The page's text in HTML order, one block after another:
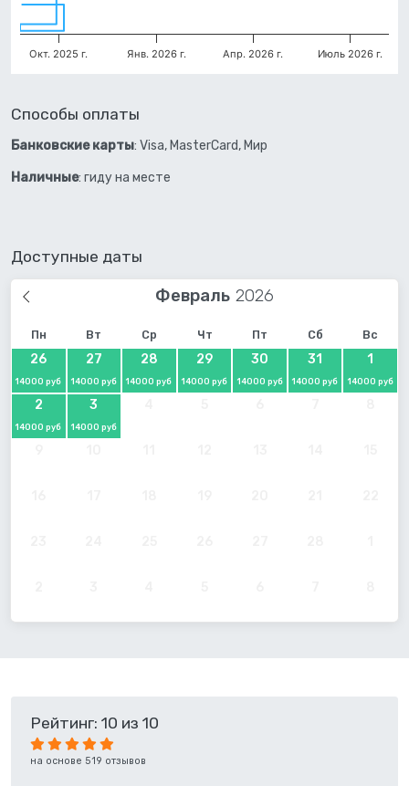
Окт. 2025 г. Янв. 2026 г. Апр. 2026 г. Июль 2026 г.
Способы оплаты
Банковские карты: Visa, MasterCard, Мир
Наличные: гиду на месте
Доступные даты
Февраль
Пн Вт Ср Чт Пт Сб Вс
26
14000 руб
27
14000 руб
28
14000 руб
29
14000 руб
30
14000 руб
31
14000 руб
1
14000 руб
2
14000 руб
3
14000 руб
Рейтинг: 10 из 10
на основе 519 отзывов